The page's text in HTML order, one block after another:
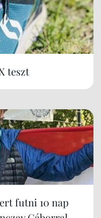
teszt
futni 10 nap